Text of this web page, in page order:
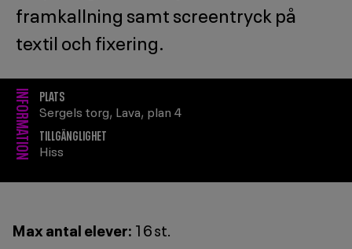
framkallning samt screentryck på
textil och fixering.
INFORMATION
PLATS
Sergels torg, Lava, plan 4
TILLGÄNGLIGHET
Hiss
Max antal elever: 16 st.